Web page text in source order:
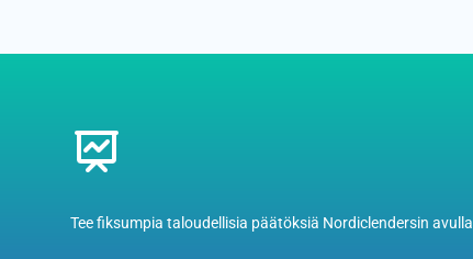
Tee fiksumpia taloudellisia päätöksiä Nordiclendersin avulla